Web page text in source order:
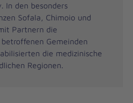
In den besonders
Sofala, Chimoio und
Partnern die
Gemeinden
die medizinische
Regionen.